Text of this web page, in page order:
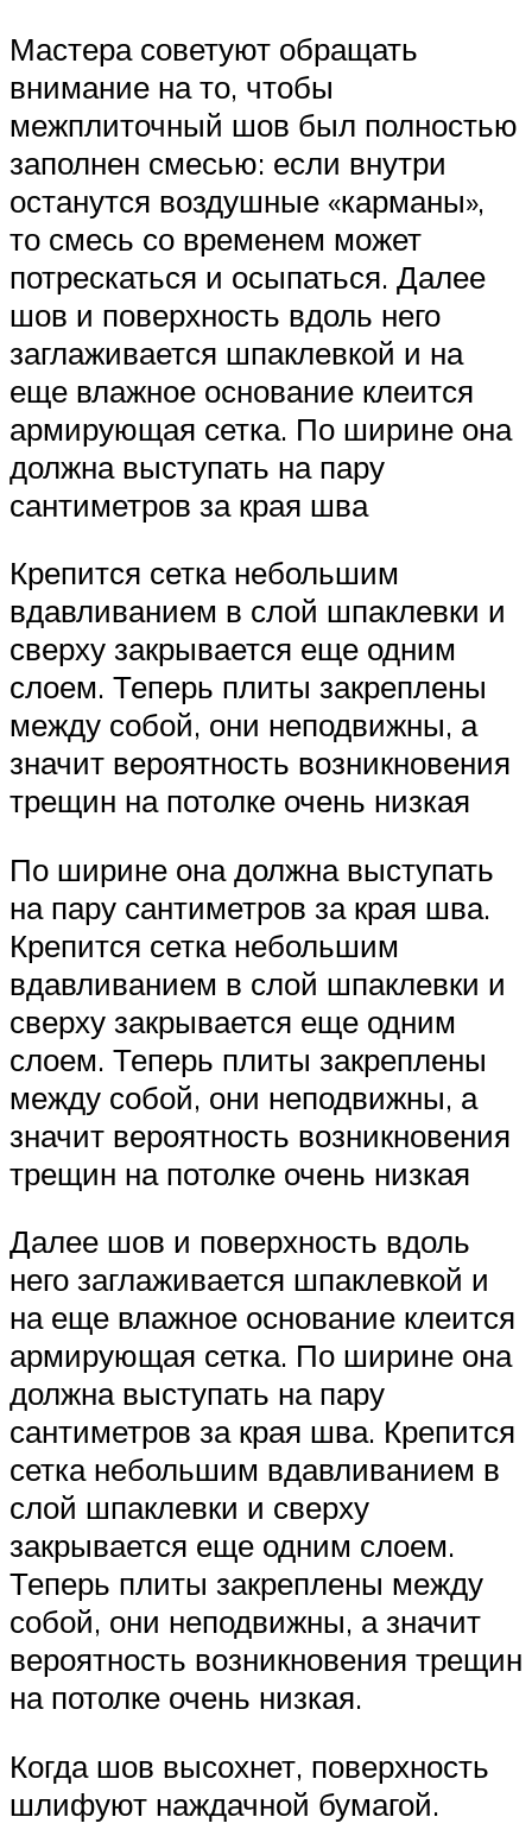
Мастера советуют обращать
внимание на то, чтобы
межплиточный шов был полностью
заполнен смесью: если внутри
останутся воздушные «карманы»,
то смесь со временем может
потрескаться и осыпаться. Далее
шов и поверхность вдоль него
заглаживается шпаклевкой и на
еще влажное основание клеится
армирующая сетка. По ширине она
должна выступать на пару
сантиметров за края шва
Крепится сетка небольшим
вдавливанием в слой шпаклевки и
сверху закрывается еще одним
слоем. Теперь плиты закреплены
между собой, они неподвижны, а
значит вероятность возникновения
трещин на потолке очень низкая
По ширине она должна выступать
на пару сантиметров за края шва.
Крепится сетка небольшим
вдавливанием в слой шпаклевки и
сверху закрывается еще одним
слоем. Теперь плиты закреплены
между собой, они неподвижны, а
значит вероятность возникновения
трещин на потолке очень низкая
Далее шов и поверхность вдоль
него заглаживается шпаклевкой и
на еще влажное основание клеится
армирующая сетка. По ширине она
должна выступать на пару
сантиметров за края шва. Крепится
сетка небольшим вдавливанием в
слой шпаклевки и сверху
закрывается еще одним слоем.
Теперь плиты закреплены между
собой, они неподвижны, а значит
вероятность возникновения трещин
на потолке очень низкая.
Когда шов высохнет, поверхность
шлифуют наждачной бумагой.